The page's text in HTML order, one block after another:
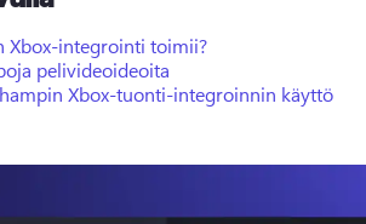
Xbox-integrointi toimii?
pelivideoideoita
Xbox-tuonti-integroinnin käyttö